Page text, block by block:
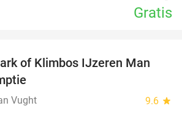
Gratis
29%
of Klimbos IJzeren Man
Vught 9.6 star